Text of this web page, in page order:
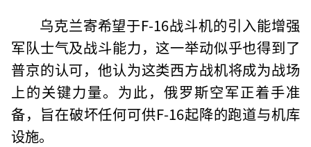
乌克兰寄希望于F-16战斗机的引入能增强
军队士气及战斗能力，这一举动似乎也得到了
普京的认可，他认为这类西方战机将成为战场
上的关键力量。为此，俄罗斯空军正着手准
备，旨在破坏任何可供F-16起降的跑道与机库
设施。